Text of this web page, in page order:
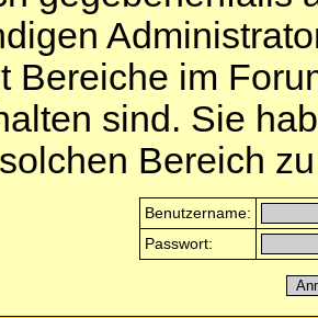
Bereiche im
sind. Sie
Bereich
Benutzername:
Passwort: